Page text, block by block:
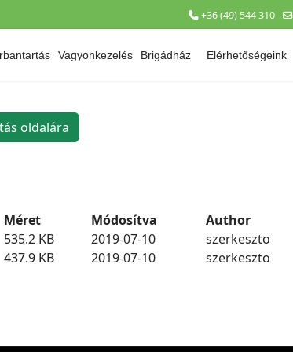
+36 (49) 544 310
Vagyonkezelés Brigádház Elérhetőségeink
oldalára
Méret Módosítva Author
535.2 KB 2019-07-10 szerkeszto
437.9 KB 2019-07-10 szerkeszto